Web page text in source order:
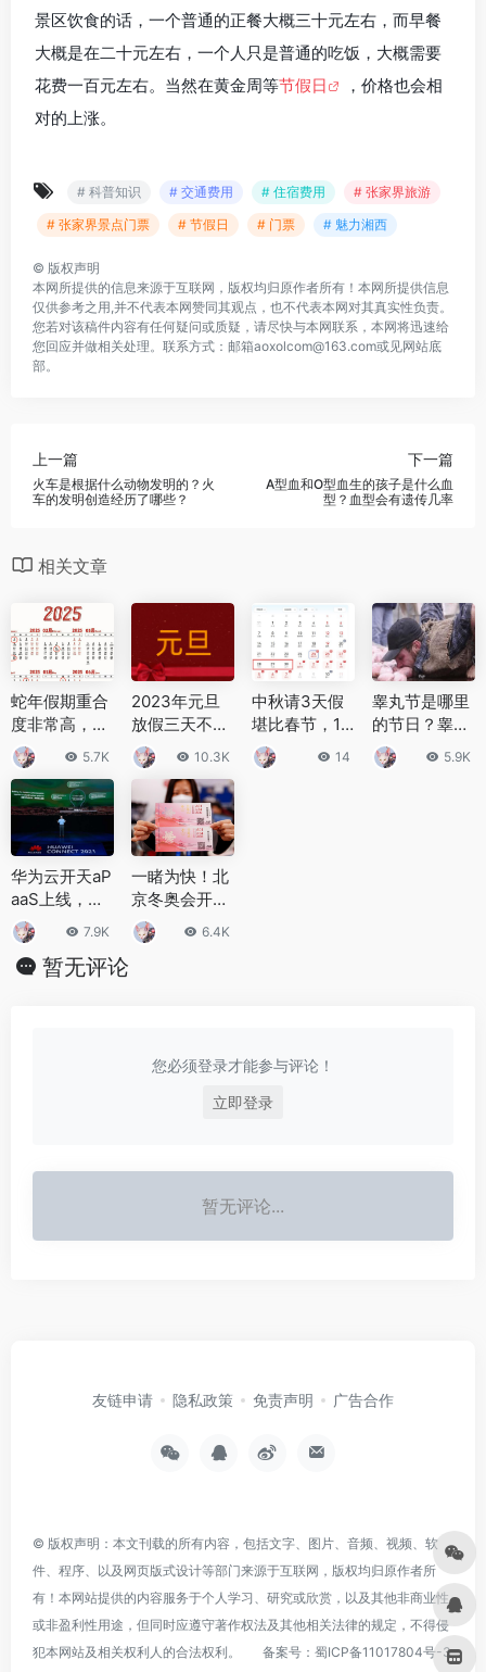
景区饮食的话，一个普通的正餐大概三十元左右，而早餐
大概是在二十元左右，一个人只是普通的吃饭，大概需要
花费一百元左右。当然在黄金周等节假日
，价格也会相
对的上涨。
# 科普知识 # 交通费用 # 住宿费用
# 张家界旅游
# 张家界景点门票
# 节假日 # 门票 # 魅力湘西
© 版权声明
本网所提供的信息来源于互联网，版权均归原作者所有！本网所提供信息
仅供参考之用,并不代表本网赞同其观点，也不代表本网对其真实性负责。
您若对该稿件内容有任何疑问或质疑，请尽快与本网联系，本网将迅速给
您回应并做相关处理。联系方式：邮箱aoxolcom@163.com或见网站底
部。
上一篇
火车是根据什么动物发明的？火
车的发明创造经历了哪些？
下一篇
A型血和O型血生的孩子是什么血
型？血型会有遗传几率
相关文章
蛇年假期重合
度非常高，有
连续4个月没
有法定节假日
5.7K
2023年元旦
放假三天不调
休 2023元旦
放假时间表公
10.3K
中秋请3天假
堪比春节，13
天超长假期！
最实用拼假攻
14
睾丸节是哪里
的节日？睾丸
节当天有些什
么活动？
5.9K
华为云开天aP
aaS上线，服
务千万开发
者，使能行业
场景化创新
7.9K
一睹为快！北
京冬奥会开幕
式门票长这
样！
6.4K
暂无评论
您必须登录才能参与评论！
立即登录
暂无评论...
友链申请 隐私政策 免责声明 广告合作
© 版权声明：本文刊载的所有内容，包括文字、图片、音频、视频、软
件、程序、以及网页版式设计等部门来源于互联网，版权均归原作者所
有！本网站提供的内容服务于个人学习、研究或欣赏，以及其他非商业性
或非盈利性用途，但同时应遵守著作权法及其他相关法律的规定，不得侵
犯本网站及相关权利人的合法权利。
备案号： 蜀ICP备11017804号-3